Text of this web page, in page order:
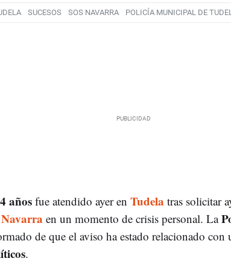
SUCESOS SOS NAVARRA POLICÍA MUNICIPAL DE
añosfue atendido ayer en Tudela tras solicitar
en un momento de crisis personal. La
de que el aviso ha estado relacionado con
.